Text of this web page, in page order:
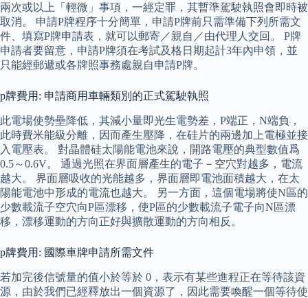
兩次或以上「輕微」事項，一經定罪，其暫準駕駛執照會即時被
取消。 申請P牌程序十分簡單，申請P牌前只需準備下列所需文
件、填寫P牌申請表，就可以郵寄／親自／由代理人交回。 P牌
申請者要留意，申請P牌須在考試及格日期起計3年內申領，並
只能經郵遞或各牌照事務處親自申請P牌。
p牌費用: 申請商用車輛類別的正式駕駛執照
此電場使勢壘降低，其減小量即光生電勢差，P端正，N端負，
此時費米能級分離，因而產生壓降，在硅片的兩邊加上電極並接
入電壓表。 對晶體硅太陽能電池來說，開路電壓的典型數值爲
0.5～0.6V。 通過光照在界面層產生的電子－空穴對越多，電流
越大。 界面層吸收的光能越多，界面層即電池面積越大，在太
陽能電池中形成的電流也越大。 另一方面，這個電場將使N區的
少數載流子空穴向P區漂移，使P區的少數載流子電子向N區漂
移，漂移運動的方向正好與擴散運動的方向相反。
p牌費用: 國際車牌申請所需文件
若加完後信號量的值小於等於 0，表示有某些進程正在等待該資
源，由於我們已經釋放出一個資源了，因此需要喚醒一個等待使